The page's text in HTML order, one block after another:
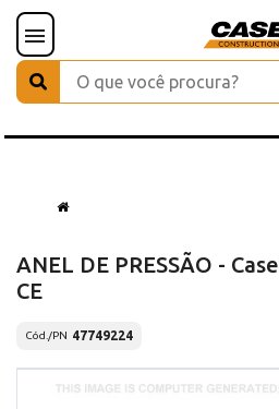
ANEL DE PRESSÃO - Case
CE
Cód./PN 47749224